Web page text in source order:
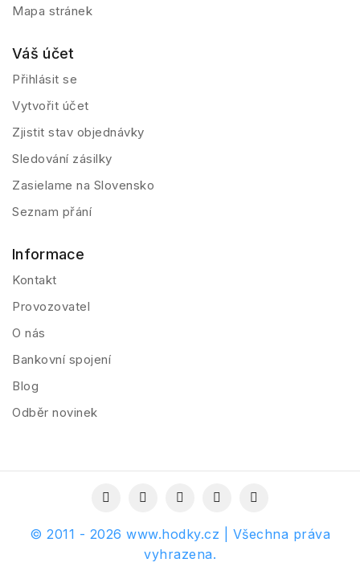
Mapa stránek
Váš účet
Přihlásit se
Vytvořit účet
Zjistit stav objednávky
Sledování zásilky
Zasielame na Slovensko
Seznam přání
Informace
Kontakt
Provozovatel
O nás
Bankovní spojení
Blog
Odběr novinek
© 2011 - 2026 www.hodky.cz | Všechna práva
vyhrazena.